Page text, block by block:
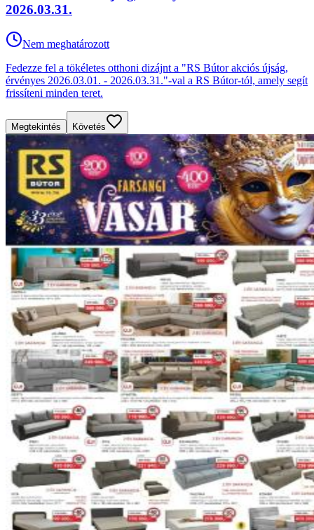
2026.03.31.
Nem meghatározott
Fedezze fel a tökéletes otthoni dizájnt a "RS Bútor akciós újság,
érvényes 2026.03.01. - 2026.03.31."-val a RS Bútor-tól, amely segít
frissíteni minden teret.
Megtekintés Követés